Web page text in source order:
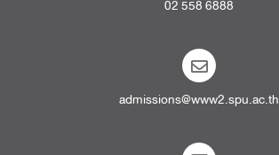
02 558 6888
admissions@www2.spu.ac.th